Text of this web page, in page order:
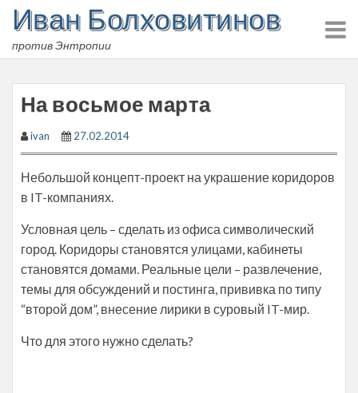
Skip
content
Иван Болховитинов
против Энтропии
На восьмое марта
ivan 27.02.2014
Небольшой концепт-проект на украшение коридоров
в IT-компаниях.
Условная цель – сделать из офиса символический
город. Коридоры становятся улицами, кабинеты
становятся домами. Реальные цели – развлечение,
темы для обсуждений и постинга, прививка по типу
“второй дом”, внесение лирики в суровый IT-мир.
Что для этого нужно сделать?